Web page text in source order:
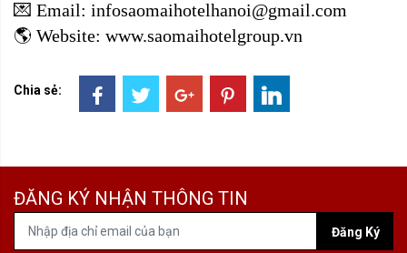
💌 Email: infosaomaihotelhanoi@gmail.com
🌎 Website: www.saomaihotelgroup.vn
Chia sẻ:
ĐĂNG KÝ NHẬN THÔNG TIN
Đăng Ký